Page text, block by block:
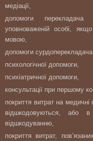
медіації,
допомоги
уповноваженій особі,
мовою,
допомоги сурдоперекладача
психологічної допомоги,
психіатричної допомоги,
консультації при першому
покриття витрат на
відшкодовуються, або
відшкодуванню,
покриття витрат,